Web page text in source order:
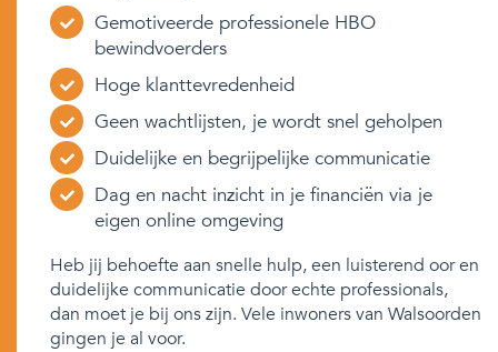
Gemotiveerde professionele HBO
bewindvoerders
Hoge klanttevredenheid
Geen wachtlijsten, je wordt snel geholpen
Duidelijke en begrijpelijke communicatie
Dag en nacht inzicht in je financiën via je
eigen online omgeving
Heb jij behoefte aan snelle hulp, een luisterend oor en
duidelijke communicatie door echte professionals,
dan moet je bij ons zijn. Vele inwoners van Walsoorden
gingen je al voor.